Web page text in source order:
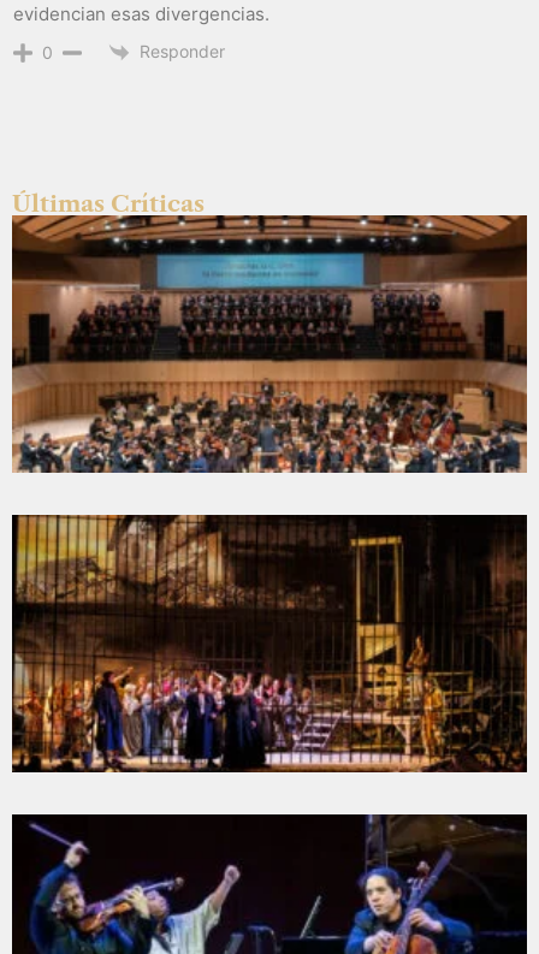
evidencian esas divergencias.
0 Responder
Últimas Críticas